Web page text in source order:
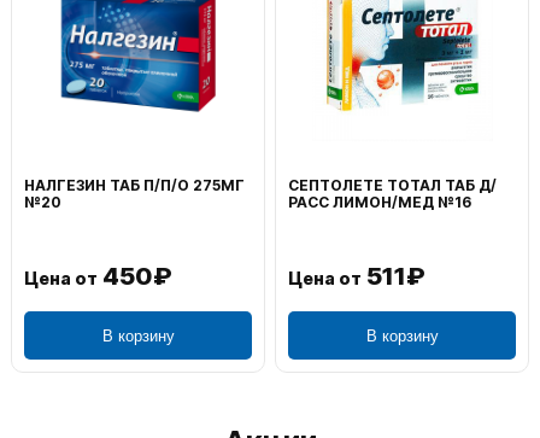
НАЛГЕЗИН ТАБ П/П/О 275МГ
№20
Цена от 450₽
В корзину
СЕПТОЛЕТЕ ТОТАЛ ТАБ Д/
РАСС ЛИМОН/МЕД №16
Цена от 511₽
В корзину